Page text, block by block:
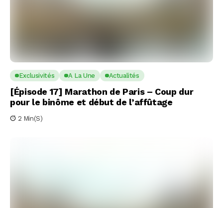
Exclusivités A La Une Actualités
[Épisode 17] Marathon de Paris – Coup dur
pour le binôme et début de l’affûtage
2 Min(s)